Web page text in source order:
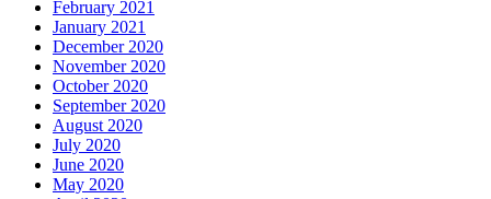
February 2021
January 2021
December 2020
November 2020
October 2020
September 2020
August 2020
July 2020
June 2020
May 2020